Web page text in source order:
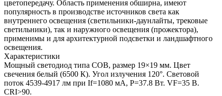
цветопередачу. Область применения обширна, имеют
популярность в производстве источников света как
внутреннего освещения (светильники-даунлайты, трековые
светильники), так и наружного освещения (прожектора),
применимы и для архитектурной подсветки и ландшафтного
освещения.
Характеристики
Мощный светодиод типа COB, размер 19×19 мм. Цвет
свечения белый (6500 К). Угол излучения 120°. Световой
поток 4539-4917 лм при If=1080 мА, P=37.8 Вт. VF=35 В.
CRI>90.